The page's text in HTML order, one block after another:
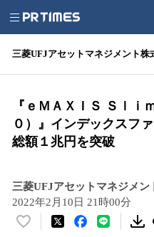
三菱UFJアセットマネジメント株
『ｅＭＡＸＩＳ Ｓｌ
０）』インデックスフ
総額１兆円を突破
三菱UFJアセットマネジメン
2022年2月10日 21時00分
い